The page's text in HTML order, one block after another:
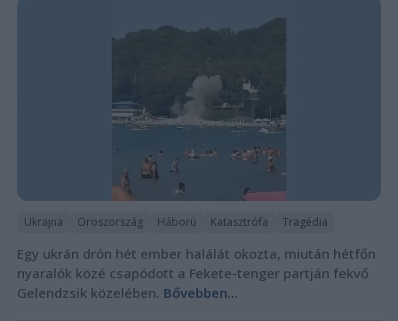
Ukrajna Oroszország Háború Katasztrófa Tragédia
Egy ukrán drón hét ember halálát okozta, miután hétfőn
nyaralók közé csapódott a Fekete-tenger partján fekvő
Gelendzsik közelében. Bővebben...